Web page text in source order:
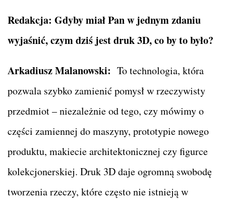
Redakcja: Gdyby miał Pan w jednym zdaniu
wyjaśnić, czym dziś jest druk 3D, co by to było?
Arkadiusz Malanowski: To technologia, która
pozwala szybko zamienić pomysł w rzeczywisty
przedmiot – niezależnie od tego, czy mówimy o
części zamiennej do maszyny, prototypie nowego
produktu, makiecie architektonicznej czy figurce
kolekcjonerskiej. Druk 3D daje ogromną swobodę
tworzenia rzeczy, które często nie istnieją w